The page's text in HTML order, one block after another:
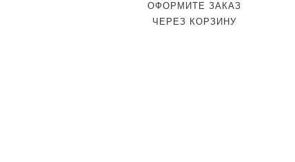
ОФОРМИТЕ ЗАКАЗ
ЧЕРЕЗ КОРЗИНУ